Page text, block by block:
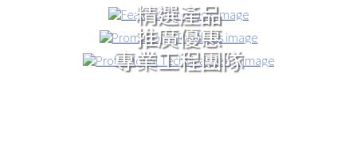
精選產品
推廣優惠
專業工程團隊